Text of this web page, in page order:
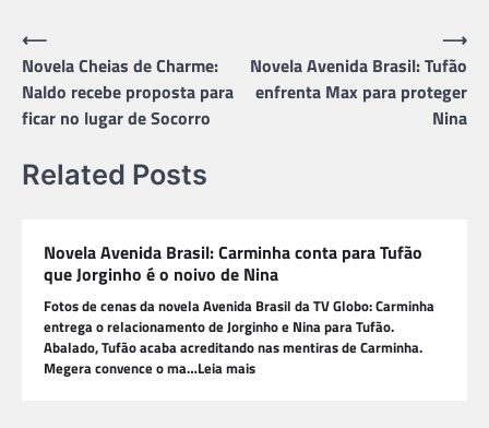
Navegação
de
Post
⟵
Novela Cheias de Charme:
Naldo recebe proposta para
ficar no lugar de Socorro
Novela Avenida Brasil: Tufão
enfrenta Max para proteger
Nina
⟶
Related Posts
Novela Avenida Brasil: Carminha conta para Tufão
que Jorginho é o noivo de Nina
Fotos de cenas da novela Avenida Brasil da TV Globo: Carminha
entrega o relacionamento de Jorginho e Nina para Tufão.
Abalado, Tufão acaba acreditando nas mentiras de Carminha.
Megera convence o ma…Leia mais